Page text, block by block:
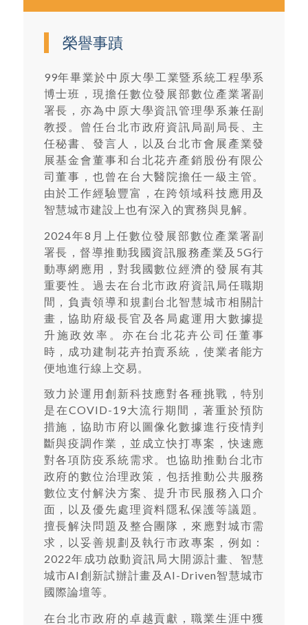
榮譽事蹟
99年畢業於中原大學工業暨系統工程學系
博士班，現擔任數位發展部數位產業署副
署長，亦為中原大學資訊管理學系兼任副
教授。曾任台北市政府資訊局副局長、主
任秘書、發言人，以及台北市會展產業發
展基金會董事和台北花卉產銷股份有限公
司董事，也曾在台大醫院擔任一級主管。
由於工作經驗豐富，在跨領域科技應用及
智慧城市建設上也有深入的實務與見解。
2024年8月上任數位發展部數位產業署副
署長，督導推動我國資訊服務產業及5G行
動專網應用，對我國數位經濟的發展有其
重要性。過去在台北市政府資訊局任職期
間，負責領導和規劃台北智慧城市相關計
畫，協助府級長官及各局處運用大數據提
升施政效率。亦在台北花卉公司任董事
時，成功建制花卉拍賣系統，使業者能方
便地進行線上交易。
致力於運用創新科技應對各種挑戰，特別
是在COVID-19大流行期間，著重於預防
措施，協助市府以圖像化數據進行疫情判
斷與疫調作業，並成立快打專案，快速應
對各項防疫系統需求。也協助推動台北市
政府的數位治理政策，包括推動公共服務
數位支付解決方案、提升市民服務入口介
面，以及優先處理資料隱私保護等議題。
擅長解決問題及整合團隊，來應對城市需
求，以妥善規劃及執行市政專案，例如：
2022年成功啟動資訊局大開源計畫、智慧
城市AI創新試辦計畫及AI-Driven智慧城市
國際論壇等。
在台北市政府的卓越貢獻，職業生涯中獲